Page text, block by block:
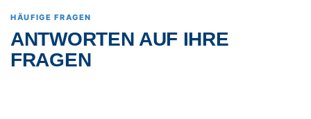
HÄUFIGE FRAGEN
ANTWORTEN AUF IHRE
FRAGEN